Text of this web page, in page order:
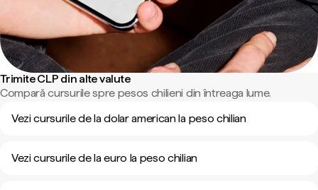
Trimite CLP din alte valute
Compară cursurile spre pesos chilieni din întreaga lume.
Vezi cursurile de la dolar american la peso chilian
Vezi cursurile de la euro la peso chilian